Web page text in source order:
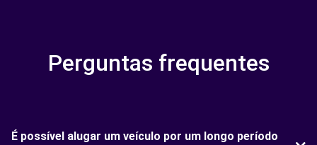
Perguntas frequentes
É possível alugar um veículo por um longo período